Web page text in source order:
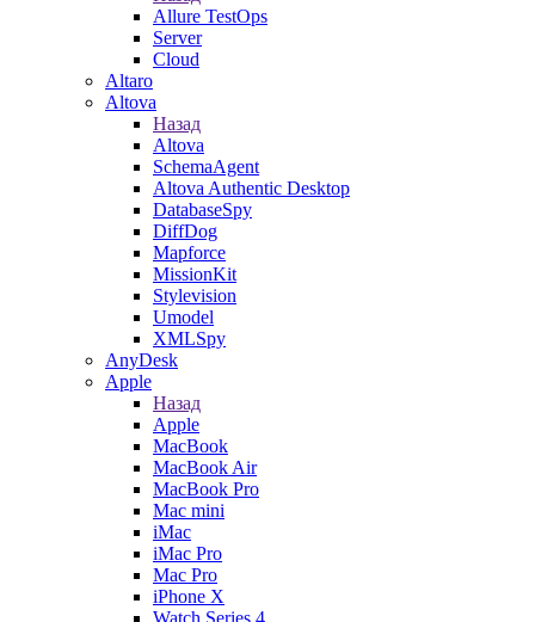
Allure TestOps
Server
Cloud
Altaro
Altova
Назад
Altova
SchemaAgent
Altova Authentic Desktop
DatabaseSpy
DiffDog
Mapforce
MissionKit
Stylevision
Umodel
XMLSpy
AnyDesk
Apple
Назад
Apple
MacBook
MacBook Air
MacBook Pro
Mac mini
iMac
iMac Pro
Mac Pro
iPhone X
Watch Series 4